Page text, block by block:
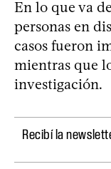
En lo que va
personas en
casos fueron
mientras que
investigación.
Recibí la